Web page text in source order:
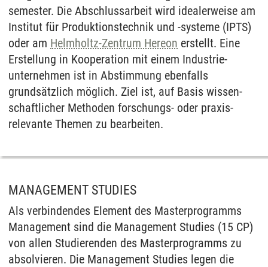
semester. Die Abschluss­arbeit wird idealerweise am
Institut für Produktions­technik und -systeme (IPTS)
oder am Helmholtz-Zentrum Hereon erstellt. Eine
Erstellung in Kooperation mit einem Industrie­
unternehmen ist in Abstimmung ebenfalls
grundsätzlich möglich. Ziel ist, auf Basis wissen­
schaftlicher Methoden forschungs- oder praxis­
relevante Themen zu bearbeiten.
MANAGEMENT STUDIES
Als verbindendes Element des Masterprogramms
Management sind die Management Studies (15 CP)
von allen Studierenden des Masterprogramms zu
absolvieren. Die Management Studies legen die